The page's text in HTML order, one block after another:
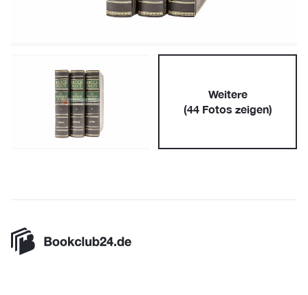
Weitere
(44Fotos zeigen)